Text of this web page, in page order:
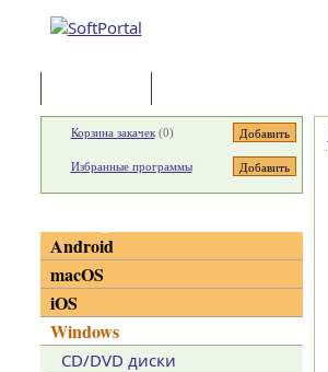
Корзина закачек(0)
Избранные программы
Android
macOS
iOS
Windows
CD/DVD диски